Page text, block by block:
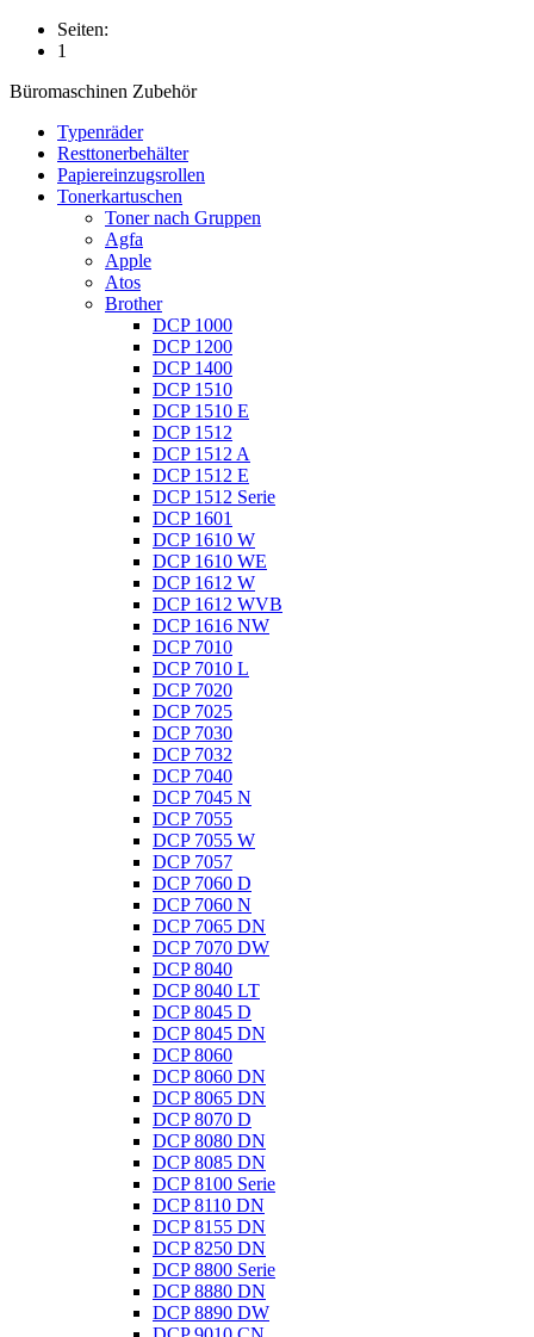
Seiten:
1
Büromaschinen Zubehör
Typenräder
Resttonerbehälter
Papiereinzugsrollen
Tonerkartuschen
Toner nach Gruppen
Agfa
Apple
Atos
Brother
DCP 1000
DCP 1200
DCP 1400
DCP 1510
DCP 1510 E
DCP 1512
DCP 1512 A
DCP 1512 E
DCP 1512 Serie
DCP 1601
DCP 1610 W
DCP 1610 WE
DCP 1612 W
DCP 1612 WVB
DCP 1616 NW
DCP 7010
DCP 7010 L
DCP 7020
DCP 7025
DCP 7030
DCP 7032
DCP 7040
DCP 7045 N
DCP 7055
DCP 7055 W
DCP 7057
DCP 7060 D
DCP 7060 N
DCP 7065 DN
DCP 7070 DW
DCP 8040
DCP 8040 LT
DCP 8045 D
DCP 8045 DN
DCP 8060
DCP 8060 DN
DCP 8065 DN
DCP 8070 D
DCP 8080 DN
DCP 8085 DN
DCP 8100 Serie
DCP 8110 DN
DCP 8155 DN
DCP 8250 DN
DCP 8800 Serie
DCP 8880 DN
DCP 8890 DW